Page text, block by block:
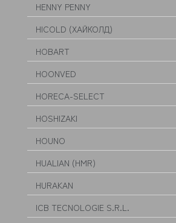
HENNY PENNY
HICOLD (ХАЙКОЛД)
HOBART
HOONVED
HORECA-SELECT
HOSHIZAKI
HOUNO
HUALIAN (HMR)
HURAKAN
ICB TECNOLOGIE S.R.L.